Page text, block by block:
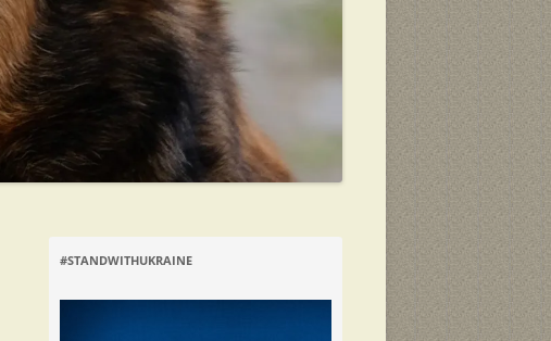
#STANDWITHUKRAINE